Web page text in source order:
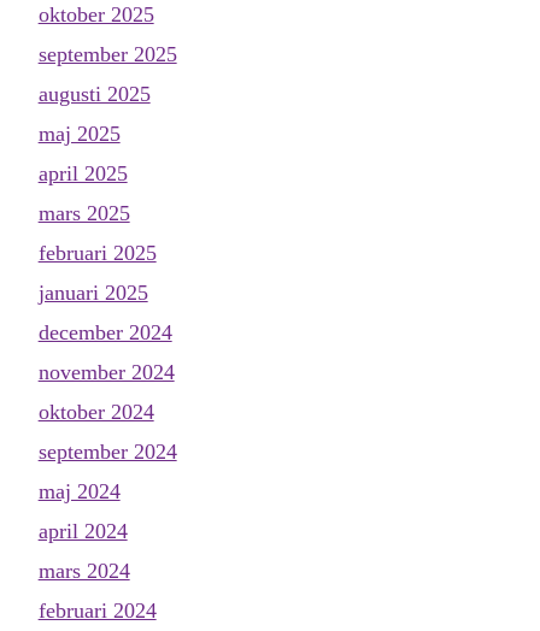
oktober 2025
september 2025
augusti 2025
maj 2025
april 2025
mars 2025
februari 2025
januari 2025
december 2024
november 2024
oktober 2024
september 2024
maj 2024
april 2024
mars 2024
februari 2024